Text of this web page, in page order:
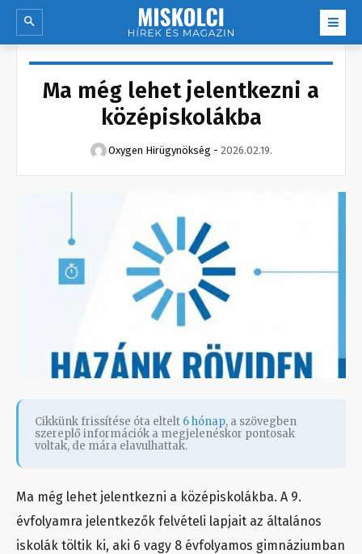
Ma még lehet jelentkezni a
középiskolákba
Oxygen Hirügynökség - 2026.02.19.
Cikkünk frissítése óta eltelt 6 hónap, a szövegben
szereplő információk a megjelenéskor pontosak
voltak, de mára elavulhattak.
Ma még lehet jelentkezni a középiskolákba. A 9.
évfolyamra jelentkezők felvételi lapjait az általános
iskolák töltik ki, aki 6 vagy 8 évfolyamos gimnáziumban